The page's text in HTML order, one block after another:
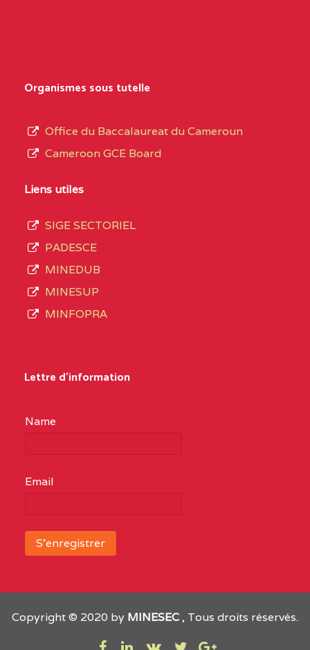
Organismes sous tutelle
Office du Baccalaureat du Cameroun
Cameroon GCE Board
Liens utiles
SIGE SECTORIEL
PADESCE
MINEDUB
MINESUP
MINFOPRA
Lettre d'information
Name
Email
Copyright © 2020 by MINESEC, Tous droits réservés.